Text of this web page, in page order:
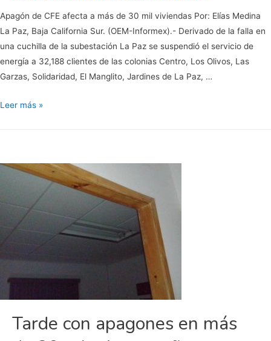
Apagón de CFE afecta a más de 30 mil viviendas Por: Elías Medina
La Paz, Baja California Sur. (OEM-Informex).- Derivado de la falla en
una cuchilla de la subestación La Paz se suspendió el servicio de
energía a 32,188 clientes de las colonias Centro, Los Olivos, Las
Garzas, Solidaridad, El Manglito, Jardines de La Paz, …
Apagón
a
Leer más »
Tarde con apagones en más